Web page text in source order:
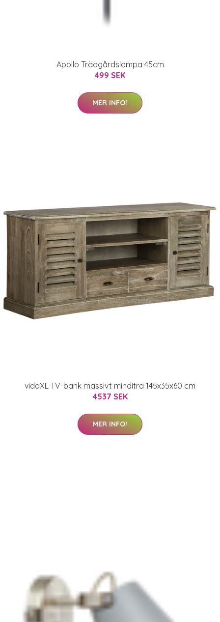
Apollo Trädgårdslampa 45cm
499 SEK
MER INFO!
vidaXL TV-bänk massivt minditrä 145x35x60 cm
4537 SEK
MER INFO!